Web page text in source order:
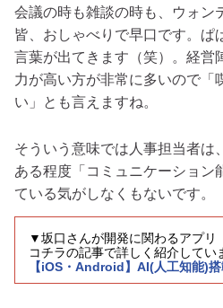
会議の時も雑談の時も、ウォン
皆、おしゃべりで早口です。ぱ
言葉が出てきます（笑）。経営
力が高い方が非常に多いので「
い」とも言えますね。
そういう意味では人事担当者は
ある程度「コミュニケーション
ている気がしなくもないです。
▼坂口さんが開発に関わるアプリ
コチラの記事で詳しく紹介してい
【iOS・Android】AI(人工知能)搭